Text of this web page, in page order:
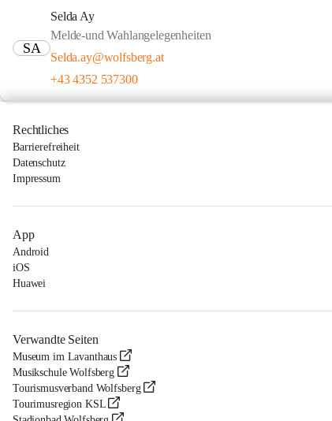
SA
Selda Ay
Melde-und Wahlangelegenheiten
Selda.ay@wolfsberg.at
+43 4352 537300
Rechtliches
Barrierefreiheit
Datenschutz
Impressum
App
Android
iOS
Huawei
Verwandte Seiten
Museum im Lavanthaus
Musikschule Wolfsberg
Tourismusverband Wolfsberg
Tourimusregion KSL